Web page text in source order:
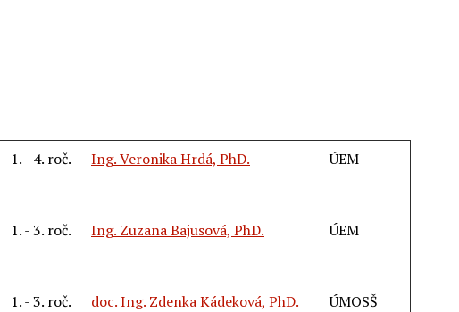
1. - 4. roč. Ing. Veronika Hrdá, PhD. ÚEM
1. - 3. roč. Ing. Zuzana Bajusová, PhD. ÚEM
1. - 3. roč. doc. Ing. Zdenka Kádeková, PhD. ÚMOSŠ